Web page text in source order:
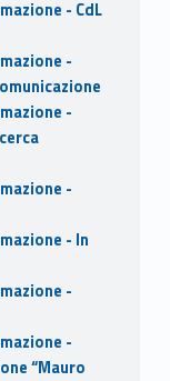
- CdL
-
-
-
- In
-
-
“Mauro